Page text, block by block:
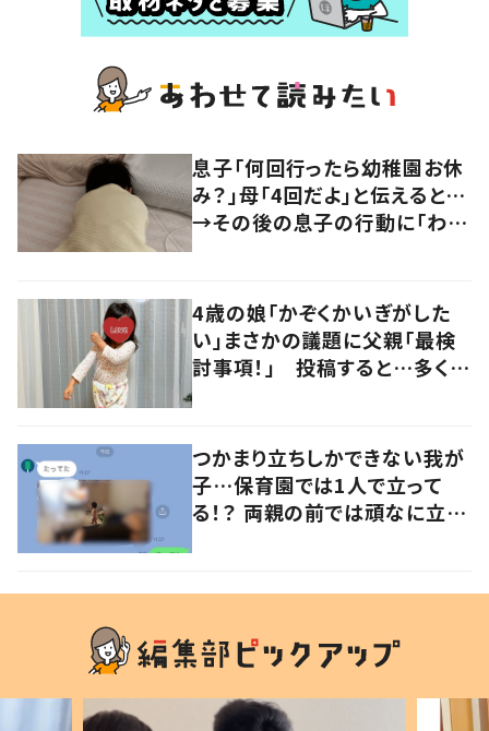
息子「何回行ったら幼稚園お休
み？」母「4回だよ」と伝えると…
→その後の息子の行動に「わか
4歳の娘「かぞくかいぎがした
い」まさかの議題に父親「最検
討事項！」 投稿すると…多くの
つかまり立ちしかできない我が
子…保育園では1人で立って
る！？ 両親の前では頑なに立た